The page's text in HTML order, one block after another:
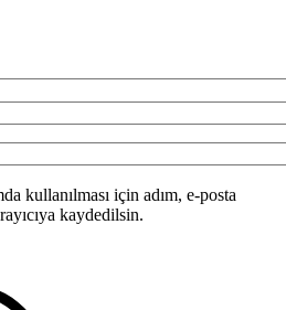
kullanılması için adım, e-posta
kaydedilsin.